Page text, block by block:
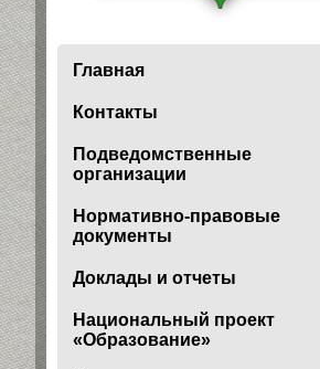
Главная
Контакты
Подведомственные
организации
Нормативно-правовые
документы
Доклады и отчеты
Национальный проект
«Образование»